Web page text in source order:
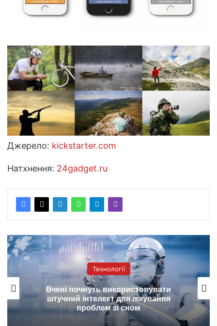
Джерело: kickstarter.com
Натхнення: 24gadget.ru
Технології
Вчені почнуть використовувати
штучний інтелект для лікування
проблем зі сном